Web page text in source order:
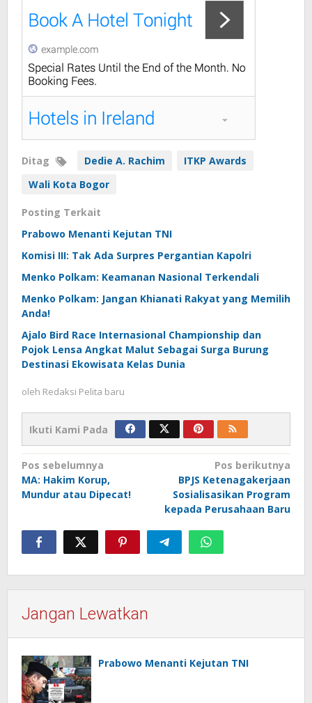
Ditag Dedie A. Rachim
ITKP Awards
Wali Kota Bogor
Posting Terkait
Prabowo Menanti Kejutan TNI
Komisi III: Tak Ada Surpres Pergantian Kapolri
Menko Polkam: Keamanan Nasional Terkendali
Menko Polkam: Jangan Khianati Rakyat yang Memilih
Anda!
Ajalo Bird Race Internasional Championship dan
Pojok Lensa Angkat Malut Sebagai Surga Burung
Destinasi Ekowisata Kelas Dunia
oleh Redaksi Pelita baru
Ikuti Kami Pada
Navigasi
pos
Pos sebelumnya
MA: Hakim Korup,
Mundur atau Dipecat!
Pos berikutnya
BPJS Ketenagakerjaan
Sosialisasikan Program
kepada Perusahaan Baru
Jangan Lewatkan
Prabowo Menanti Kejutan TNI